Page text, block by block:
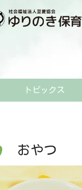
トピックス
おやつ